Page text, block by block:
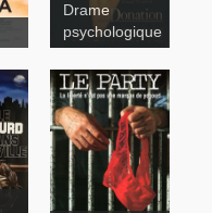
La
donation
Drame
psychologique